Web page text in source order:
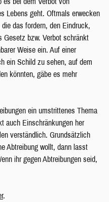
Lebens geht. Oftmals erwecken
das fordern, den Eindruck,
Gesetz bzw. Verbot schränkt
Weise ein. Auf einer
ein Schild zu sehen, auf dem
könnten, gäbe es mehr
ein umstrittenes Thema
auch Einschränkungen her
verständlich. Grundsätzlich
Abtreibung wollt, dann lasst
ihr gegen Abtreibungen seid,
.